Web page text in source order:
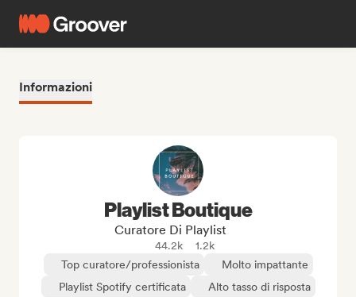
Informazioni
Playlist Boutique
Curatore Di Playlist
44.2k
1.2k
Top curatore/professionista
Molto impattante
Playlist Spotify certificata
Alto tasso di risposta